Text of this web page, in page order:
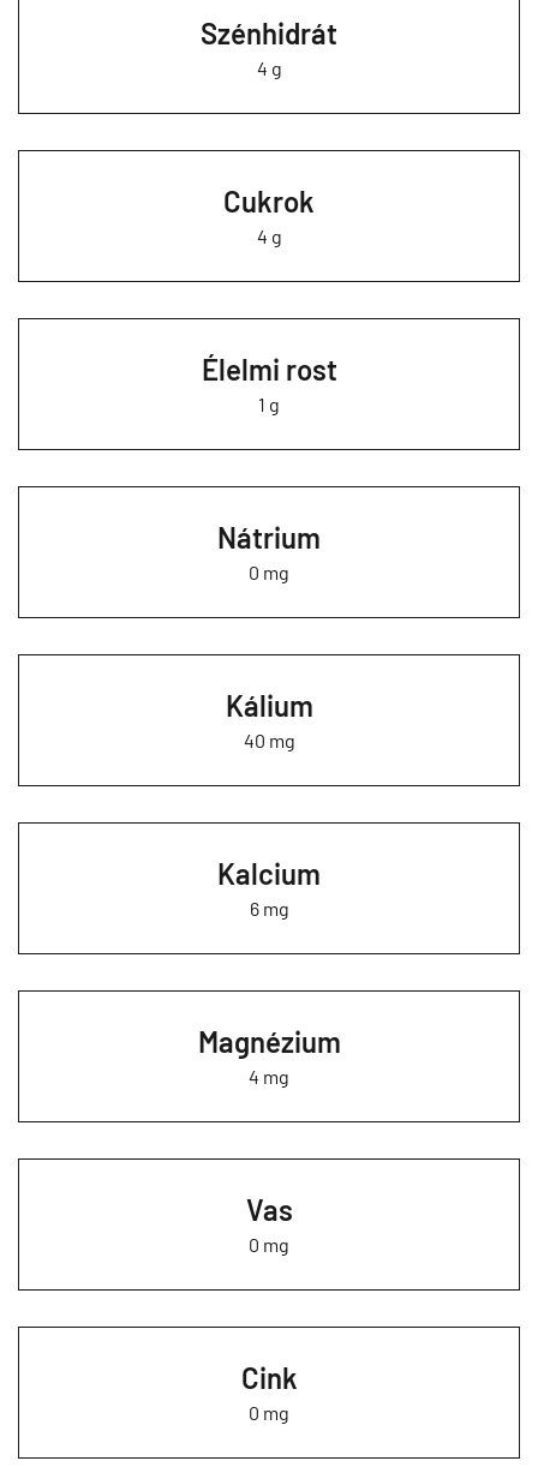
Szénhidrát
4 g
Cukrok
4 g
Élelmi rost
1 g
Nátrium
0 mg
Kálium
40 mg
Kalcium
6 mg
Magnézium
4 mg
Vas
0 mg
Cink
0 mg